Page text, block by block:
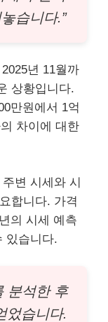
습니다.”
년 11월까
상황입니다.
만원에서 1억
차이에 대한
변 시세와 시
합니다. 가격
의 시세 예측
있습니다.
분석한 후
었습니다.